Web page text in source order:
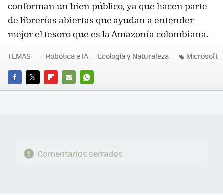
conforman un bien público, ya que hacen parte
de librerías abiertas que ayudan a entender
mejor el tesoro que es la Amazonía colombiana.
FACEBOOK
TWITTERFLIPBOARD
E-
WHATSAPP
TEMAS Robótica e IA Ecología y Naturaleza Microsoft
Comentarios cerrados